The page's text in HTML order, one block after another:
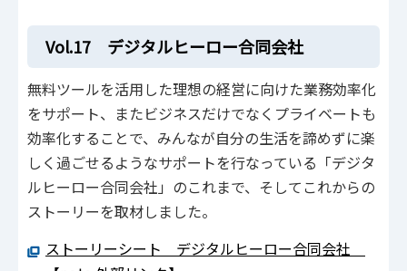
Vol.17 デジタルヒーロー合同会社
無料ツールを活用した理想の経営に向けた業務効率化
をサポート、またビジネスだけでなくプライベートも
効率化することで、みんなが自分の生活を諦めずに楽
しく過ごせるようなサポートを行なっている「デジタ
ルヒーロー合同会社」のこれまで、そしてこれからの
ストーリーを取材しました。
ストーリーシート デジタルヒーロー合同会社